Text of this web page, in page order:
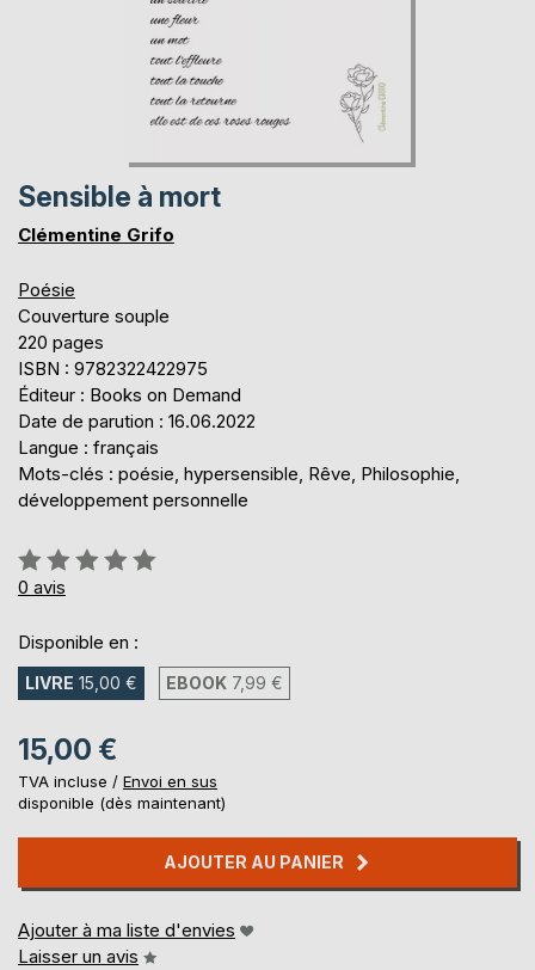
Sensible à mort
Clémentine Grifo
Poésie
Couverture souple
220 pages
ISBN : 9782322422975
Éditeur : Books on Demand
Date de parution : 16.06.2022
Langue : français
Mots-clés : poésie, hypersensible, Rêve, Philosophie,
développement personnelle
Évaluation:
0%
0 avis
Disponible en :
LIVRE 15,00 € EBOOK 7,99 €
15,00 €
TVA incluse / Envoi en sus
disponible (dès maintenant)
AJOUTER AU PANIER
Ajouter à ma liste d'envies
Laisser un avis